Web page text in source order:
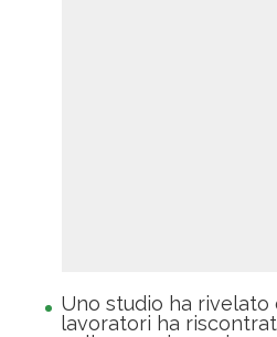
Uno studio ha rivelato
lavoratori ha